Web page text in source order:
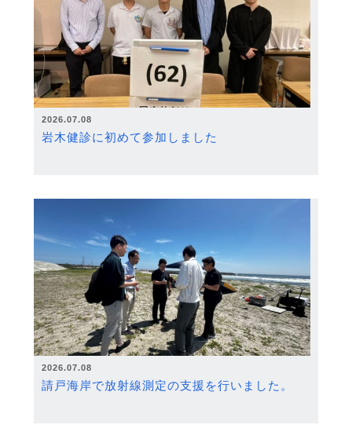
2026.07.08
岩木健診に初めて参加しました
2026.07.08
請戸海岸で放射線測定の支援を行いました。